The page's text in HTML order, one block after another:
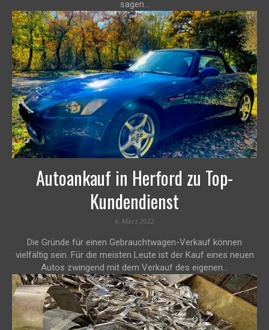
sagen...
Autoankauf in Herford zu Top-
Kundendienst
6. März 2022
Die Gründe für einen Gebrauchtwagen-Verkauf können
vielfältig sein. Für die meisten Leute ist der Kauf eines neuen
Autos zwingend mit dem Verkauf des eigenen...